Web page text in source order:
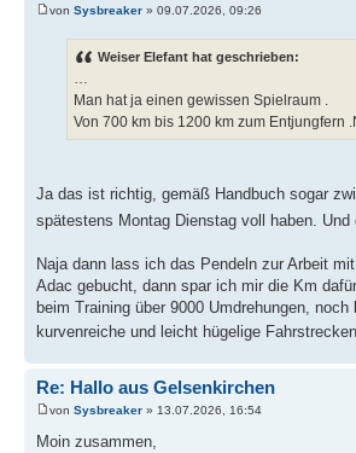
von Sysbreaker » 09.07.2026, 09:26
Weiser Elefant hat geschrieben:
…
Man hat ja einen gewissen Spielraum .
Von 700 km bis 1200 km zum Entjungfern
Ja das ist richtig, gemäß Handbuch sogar
spätestens Montag Dienstag voll haben.
Naja dann lass ich das Pendeln zur Arbeit
Adac gebucht, dann spar ich mir die Km
beim Training über 9000 Umdrehungen,
kurvenreiche und leicht hügelige
Re: Hallo aus Gelsenkirchen
von Sysbreaker » 13.07.2026, 16:54
Moin zusammen,